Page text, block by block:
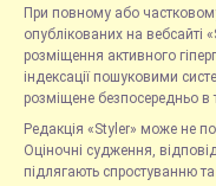
При повному або
опублікованих на
розміщення активного
індексації пошуковими
розміщене безпосередньо в
Редакція «Styler» може не
Оціночні судження,
підлягають спростуванню